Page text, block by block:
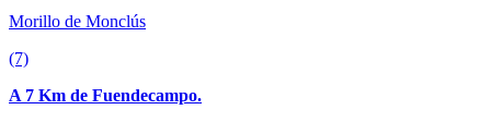
Morillo de Monclús
(7)
A 7 Km de Fuendecampo.